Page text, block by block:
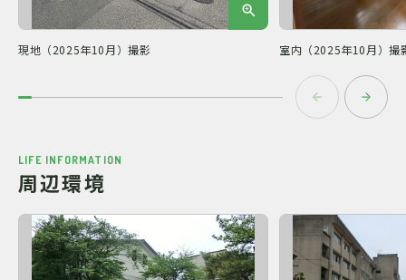
現地（2025年10月）撮影 室内（2025年10月）撮
LIFE INFORMATION
周辺環境